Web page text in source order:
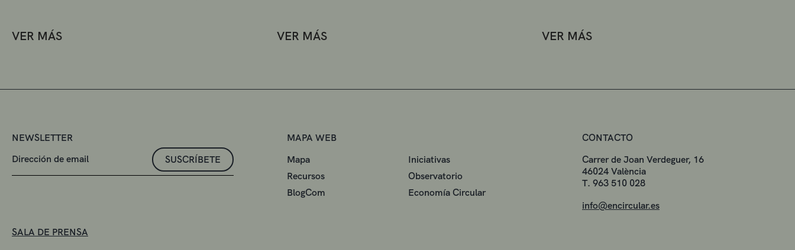
VER MÁS VER MÁS VER MÁS
NEWSLETTER
SUSCRÍBETE
SALA DE PRENSA
MAPA WEB
Mapa
Iniciativas
Recursos
Observatorio
BlogCom
Economía Circular
CONTACTO
Carrer de Joan Verdeguer, 16
46024 València
T. 963 510 028
info@encircular.es